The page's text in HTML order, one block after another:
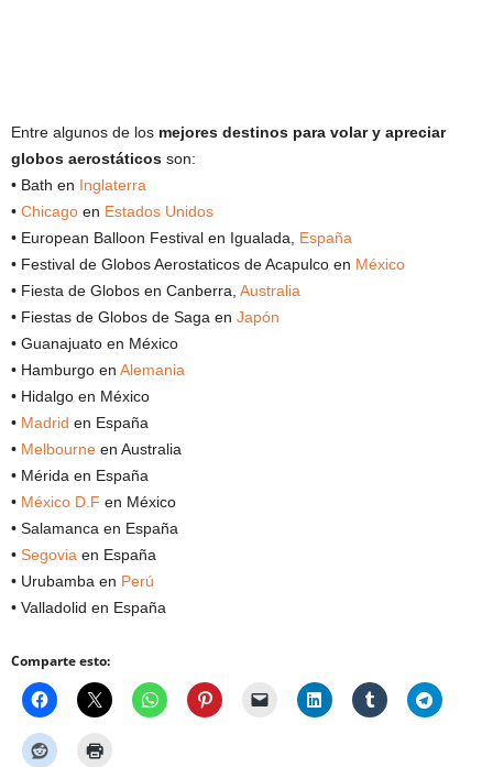
Entre algunos de los mejores destinos para volar y apreciar
globos aerostáticos son:
• Bath en Inglaterra
• Chicago en Estados Unidos
• European Balloon Festival en Igualada, España
• Festival de Globos Aerostaticos de Acapulco en México
• Fiesta de Globos en Canberra, Australia
• Fiestas de Globos de Saga en Japón
• Guanajuato en México
• Hamburgo en Alemania
• Hidalgo en México
• Madrid en España
• Melbourne en Australia
• Mérida en España
• México D.F en México
• Salamanca en España
• Segovia en España
• Urubamba en Perú
• Valladolid en España
Comparte esto: